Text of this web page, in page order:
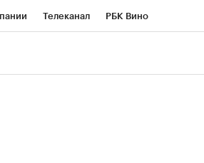
Телеканал РБК Вино